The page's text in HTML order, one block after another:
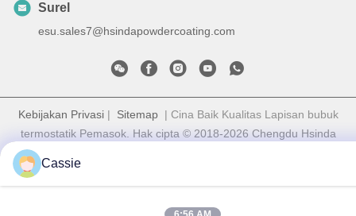
Surel
esu.sales7@hsindapowdercoating.com
Kebijakan Privasi| Sitemap| Cina Baik Kualitas Lapisan bubuk
termostatik Pemasok. Hak cipta © 2018-2026 Chengdu Hsinda
Polymer Materials Co., Ltd. Semua. Semua hak dilindungi.
Cassie